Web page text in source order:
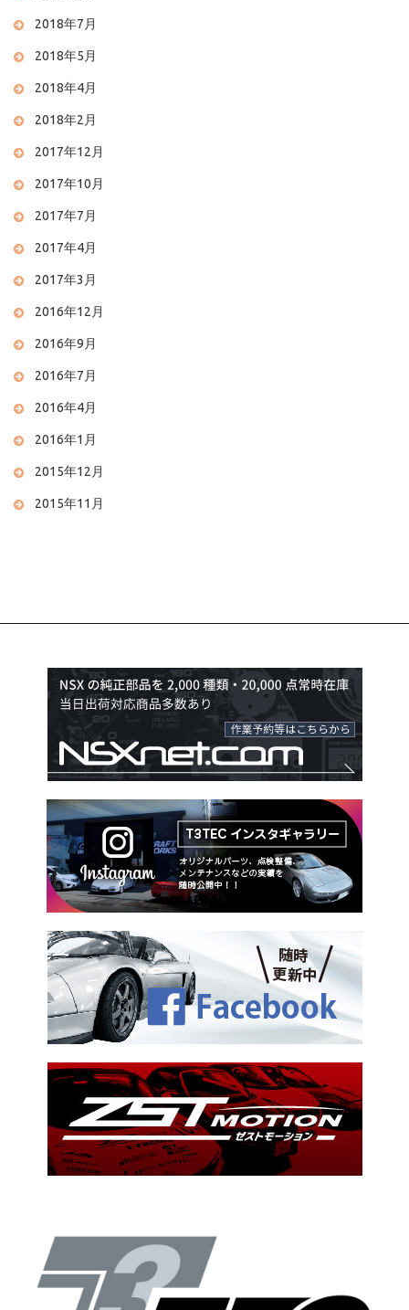
2018年7月
2018年5月
2018年4月
2018年2月
2017年12月
2017年10月
2017年7月
2017年4月
2017年3月
2016年12月
2016年9月
2016年7月
2016年4月
2016年1月
2015年12月
2015年11月